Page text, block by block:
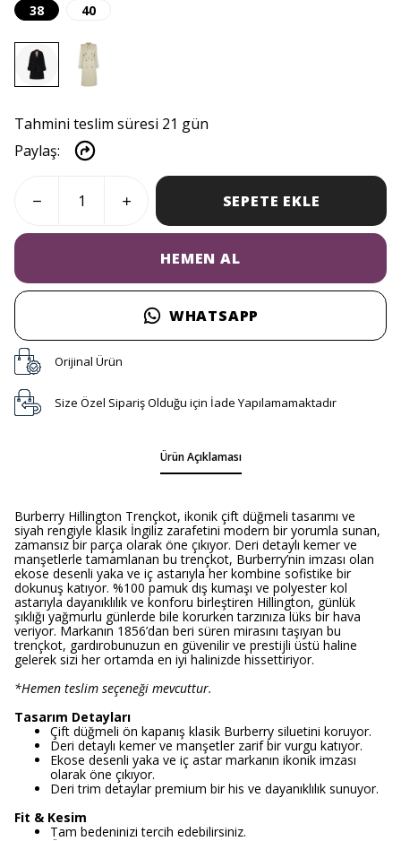
38 40
Tahmini teslim süresi 21 gün
Paylaş:
SEPETE EKLE
HEMEN AL
WHATSAPP
Orijinal Ürün
Size Özel Sipariş Olduğu için İade Yapılamamaktadır
Ürün Açıklaması
Burberry Hillington Trençkot, ikonik çift düğmeli tasarımı ve
siyah rengiyle klasik İngiliz zarafetini modern bir yorumla sunan,
zamansız bir parça olarak öne çıkıyor. Deri detaylı kemer ve
manşetlerle tamamlanan bu trençkot, Burberry’nin imzası olan
ekose desenli yaka ve iç astarıyla her kombine sofistike bir
dokunuş katıyor. %100 pamuk dış kumaşı ve polyester kol
astarıyla dayanıklılık ve konforu birleştiren Hillington, günlük
şıklığı yağmurlu günlerde bile korurken tarzınıza lüks bir hava
veriyor. Markanın 1856’dan beri süren mirasını taşıyan bu
trençkot, gardırobunuzun en güvenilir ve prestijli üstü haline
gelerek sizi her ortamda en iyi halinizde hissettiriyor.
*Hemen teslim seçeneği mevcuttur.
Tasarım Detayları
Çift düğmeli ön kapanış klasik Burberry siluetini koruyor.
Deri detaylı kemer ve manşetler zarif bir vurgu katıyor.
Ekose desenli yaka ve iç astar markanın ikonik imzası
olarak öne çıkıyor.
Deri trim detaylar premium bir his ve dayanıklılık sunuyor.
Fit & Kesim
Tam bedeninizi tercih edebilirsiniz.